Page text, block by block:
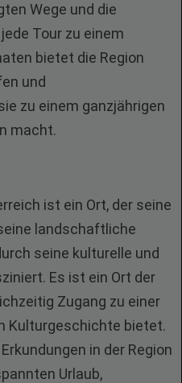
Wege und die
Tour zu einem
bietet die Region
und
zu einem ganzjährigen
macht.
ist ein Ort, der seine
landschaftliche
seine kulturelle und
Es ist ein Ort der
Zugang zu einer
Kulturgeschichte bietet.
in der Region
Urlaub,